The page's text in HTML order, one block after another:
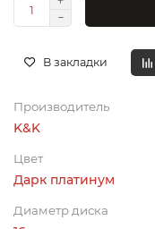
В закладки
Производитель
K&K
Цвет
Дарк платинум
Диаметр диска